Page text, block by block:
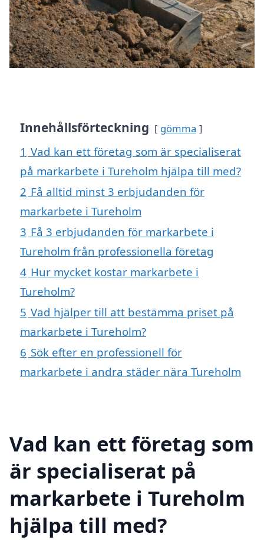
Innehållsförteckning gömma
1 Vad kan ett företag som är specialiserat
på markarbete i Tureholm hjälpa till med?
2 Få alltid minst 3 erbjudanden för
markarbete i Tureholm
3 Få 3 erbjudanden för markarbete i
Tureholm från professionella företag
4 Hur mycket kostar markarbete i
Tureholm?
5 Vad hjälper till att bestämma priset på
markarbete i Tureholm?
6 Sök efter en professionell för
markarbete i andra städer nära Tureholm
Vad kan ett företag som
är specialiserat på
markarbete i Tureholm
hjälpa till med?